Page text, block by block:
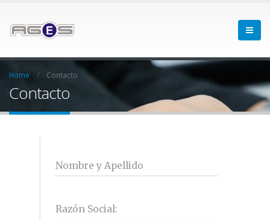
Home Contacto
Contacto
Nombre y Apellido
Razón Social: